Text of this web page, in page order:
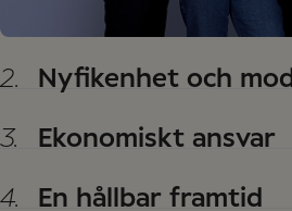
2. Nyfikenhet och mod
3. Ekonomiskt ansvar
4. En hållbar framtid